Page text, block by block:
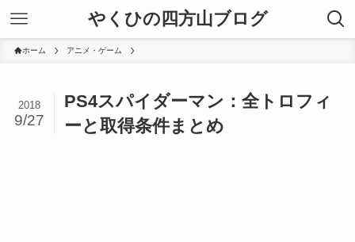
やくひの四方山ブログ
ホーム アニメ・ゲーム
PS4スパイダーマン：全トロフィ
ーと取得条件まとめ
2018
9/27